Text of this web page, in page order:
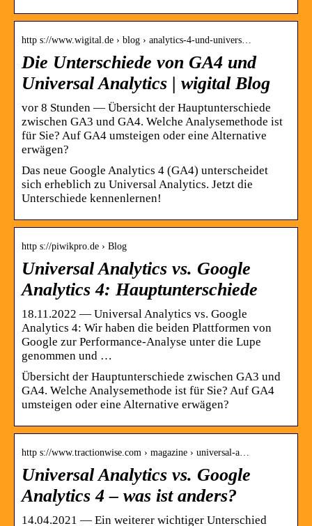
http s://www.wigital.de › blog › analytics-4-und-univers…
Die Unterschiede von GA4 und
Universal Analytics | wigital Blog
vor 8 Stunden — Übersicht der Hauptunterschiede
zwischen GA3 und GA4. Welche Analysemethode ist
für Sie? Auf GA4 umsteigen oder eine Alternative
erwägen?
Das neue Google Analytics 4 (GA4) unterscheidet
sich erheblich zu Universal Analytics. Jetzt die
Unterschiede kennenlernen!
http s://piwikpro.de › Blog
Universal Analytics vs. Google
Analytics 4: Hauptunterschiede
18.11.2022 — Universal Analytics vs. Google
Analytics 4: Wir haben die beiden Plattformen von
Google zur Performance-Analyse unter die Lupe
genommen und …
Übersicht der Hauptunterschiede zwischen GA3 und
GA4. Welche Analysemethode ist für Sie? Auf GA4
umsteigen oder eine Alternative erwägen?
http s://www.tractionwise.com › magazine › universal-a…
Universal Analytics vs. Google
Analytics 4 – was ist anders?
14.04.2021 — Ein weiterer wichtiger Unterschied